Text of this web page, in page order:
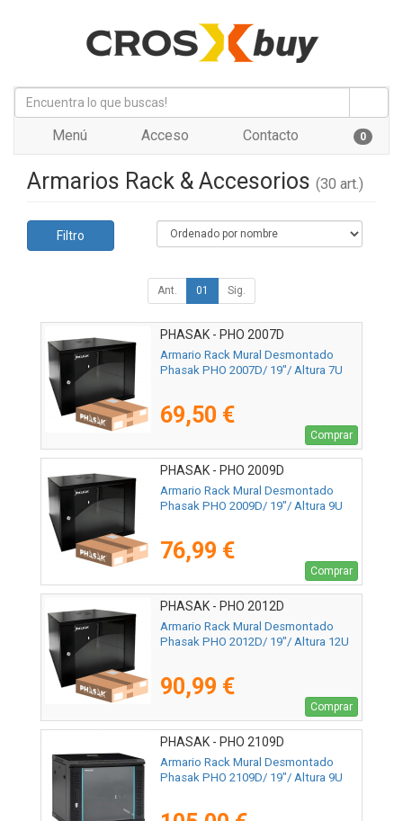
Menú Acceso Contacto 0
Armarios Rack & Accesorios (30 art.)
Filtro
Ant. 01 Sig.
PHASAK - PHO 2007D
Armario Rack Mural Desmontado
Phasak PHO 2007D/ 19"/ Altura 7U
69,50 €
Comprar
PHASAK - PHO 2009D
Armario Rack Mural Desmontado
Phasak PHO 2009D/ 19"/ Altura 9U
76,99 €
Comprar
PHASAK - PHO 2012D
Armario Rack Mural Desmontado
Phasak PHO 2012D/ 19"/ Altura 12U
90,99 €
Comprar
PHASAK - PHO 2109D
Armario Rack Mural Desmontado
Phasak PHO 2109D/ 19"/ Altura 9U